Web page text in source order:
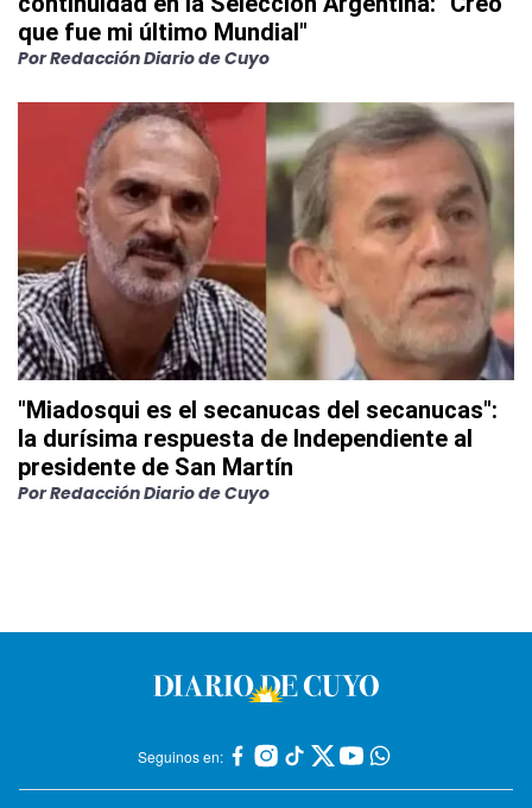
que fue mi último Mundial"
PorRedacción Diario de Cuyo
"Miadosqui es el secanucas del secanucas":
la durísima respuesta de Independiente al
presidente de San Martín
PorRedacción Diario de Cuyo
Seguinos en: